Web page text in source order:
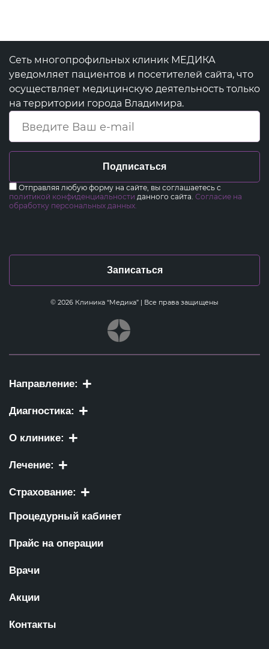
© 2026 Клиника “Медика” | Все права защищены
Записаться
Подписаться
Отправляя любую форму на сайте, вы соглашаетесь с
политикой конфиденциальности данного сайта. Согласие на
обработку персональных данных.
Сеть многопрофильных клиник МЕДИКА
уведомляет пациентов и посетителей сайта, что
осуществляет медицинскую деятельность только
на территории города Владимира.
Направление:
Диагностика:
О клинике:
Лечение:
Страхование:
Процедурный кабинет
Прайс на операции
Врачи
Акции
Контакты